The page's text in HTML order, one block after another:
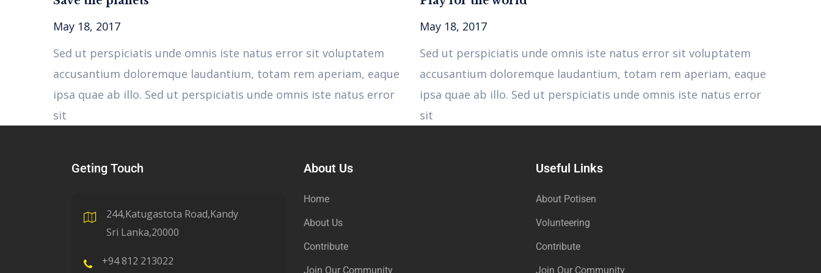
May 18, 2017
Sed ut perspiciatis unde omnis iste natus error sit voluptatem
accusantium doloremque laudantium, totam rem aperiam, eaque
ipsa quae ab illo. Sed ut perspiciatis unde omnis iste natus error
sit
May 18, 2017
Sed ut perspiciatis unde omnis iste natus error sit voluptatem
accusantium doloremque laudantium, totam rem aperiam, eaque
ipsa quae ab illo. Sed ut perspiciatis unde omnis iste natus error
sit
Geting Touch
244,Katugastota Road,Kandy
Sri Lanka,20000
+94 812 213022
About Us
Home
About Us
Contribute
Join Our Community
Useful Links
About Potisen
Volunteering
Contribute
Join Our Community